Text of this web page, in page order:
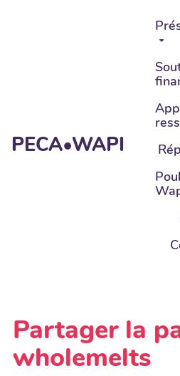
Aller au contenu principal
PECA•WAPI
Partager la
wholemelts